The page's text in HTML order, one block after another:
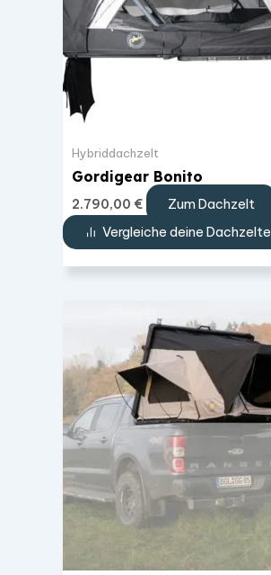
Hybriddachzelt
Gordigear Bonito
2.790,00 €
Zum Dachzelt
Vergleiche deine Dachzelte